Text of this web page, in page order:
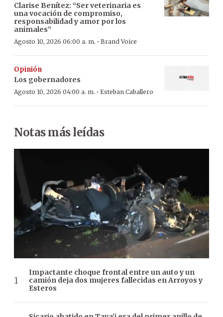
Clarise Benítez: “Ser veterinaria es
una vocación de compromiso,
responsabilidad y amor por los
animales”
Agosto 10, 2026 06:00 a. m. · Brand Voice
Opinión
Los gobernadores
Agosto 10, 2026 04:00 a. m. · Esteban Caballero
Notas más leídas
Impactante choque frontal entre un auto y un
camión deja dos mujeres fallecidas en Arroyos y
Esteros